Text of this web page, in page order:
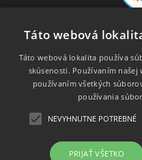
Prepnúť
Táto webová
Táto webová lokalita používa
skúsenosti. Používaním
používaním všetkých
používania
NEVYHNUTNE POTREBNÉ
PRIJAŤ VŠETKO